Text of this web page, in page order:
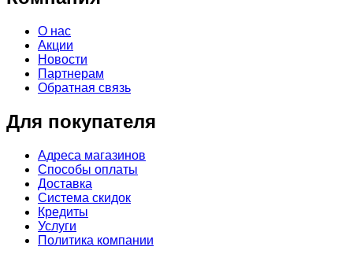
О нас
Акции
Новости
Партнерам
Обратная связь
Для покупателя
Адреса магазинов
Способы оплаты
Доставка
Система скидок
Кредиты
Услуги
Политика компании